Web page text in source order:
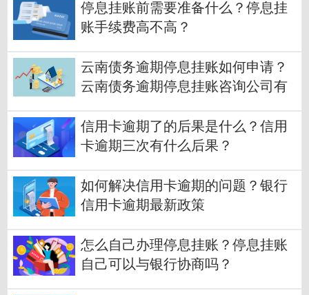
停息挂账前需要准备什么？停息挂
账手续费高不高？
云南债务逾期停息挂账如何申请？
云南债务逾期停息挂账咨询公司有
信用卡逾期了的后果是什么？信用
卡逾期三次有什么后果？
如何解决信用卡逾期的问题？银行
信用卡逾期最新政策
怎么自己办理停息挂账？停息挂账
自己可以与银行协商吗？